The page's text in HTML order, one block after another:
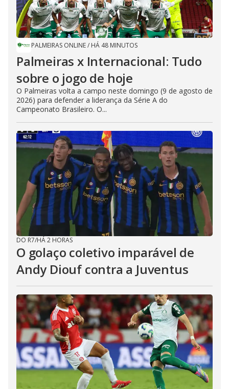
PALMEIRAS ONLINE/ HÁ 48 MINUTOS
Palmeiras x Internacional: Tudo
sobre o jogo de hoje
O Palmeiras volta a campo neste domingo (9 de agosto de
2026) para defender a liderança da Série A do
Campeonato Brasileiro. O...
DO R7/HÁ 2 HORAS
O golaço coletivo imparável de
Andy Diouf contra a Juventus